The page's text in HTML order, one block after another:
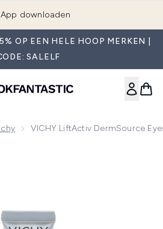
App downloaden
OP EEN HELE HOOP MERKEN |
SALELF
VICHY LiftActiv DermSource